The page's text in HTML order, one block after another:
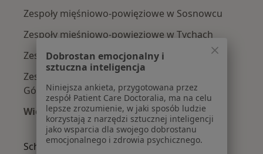
Zespoły mięśniowo-powięziowe w Sosnowcu
Zespoły mięśniowo-powięziowe w Tychach
Zespoły mięśniowo-powięziowe w Chorzowie
Zespoły mięśniowo-powięziowe w Dąbrowie
Górniczej
Więcej (14)
Więcej w kategorii: W pobliżu Gliwic
Schorzenia w Gliwicach
Dobrostan emocjonalny i
sztuczna inteligencja
Niniejsza ankieta, przygotowana przez
zespół Patient Care Doctoralia, ma na celu
lepsze zrozumienie, w jaki sposób ludzie
korzystają z narzędzi sztucznej inteligencji
jako wsparcia dla swojego dobrostanu
emocjonalnego i zdrowia psychicznego.